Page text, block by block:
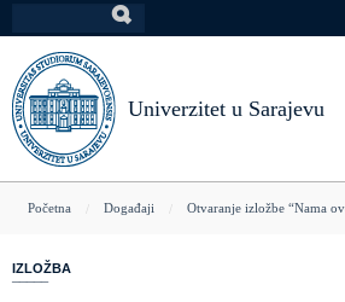
na
glavni
sadržaj
Univerzitet u Sarajevu
You
here
Početna Događaji Otvaranje izložbe “Nama
IZLOŽBA